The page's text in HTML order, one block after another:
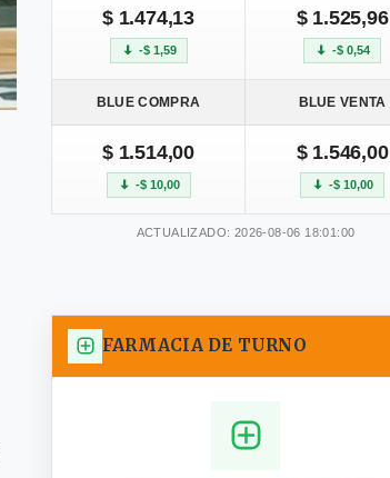
$ 1.474,13
-$ 1,59
$ 1.525,96
-$ 0,54
BLUE COMPRA BLUE VENTA
$ 1.514,00
-$ 10,00
$ 1.546,00
-$ 10,00
ACTUALIZADO: 2026-08-06 18:01:00
FARMACIA DE TURNO